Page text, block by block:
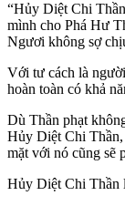
“Hủy Diệt Chi
mình cho Phá Hư
Ngươi không sợ
Với tư cách là
hoàn toàn có khả
Dù Thần phạt
Hủy Diệt Chi
mặt với nó cũng sẽ
Hủy Diệt Chi Thần